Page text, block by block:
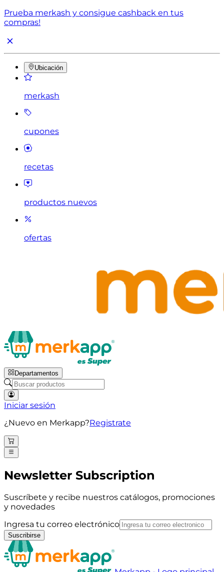
Prueba merkash y consigue cashback en tus
compras!
Ubicación
merkash
cupones
recetas
productos nuevos
ofertas
Departamentos
Iniciar sesión
¿Nuevo en Merkapp?Registrate
Newsletter Subscription
Suscríbete y recibe nuestros catálogos, promociones
y novedades
Ingresa tu correo electrónico
Suscribirse